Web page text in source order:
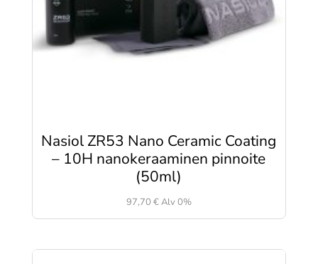
Nasiol ZR53 Nano Ceramic Coating
– 10H nanokeraaminen pinnoite
(50ml)
97,70 €Alv 0%